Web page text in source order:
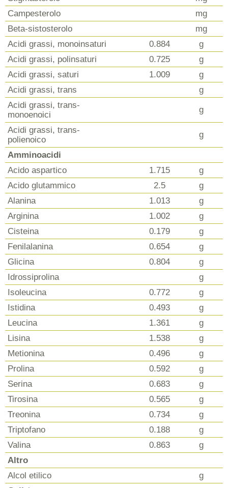
Campesterolo
mg
Beta-sistosterolo
mg
Acidi grassi, monoinsaturi
0.884
g
Acidi grassi, polinsaturi
0.725
g
Acidi grassi, saturi
1.009
g
Acidi grassi, trans
g
Acidi grassi, trans-
monoenoici
g
Acidi grassi, trans-
polienoico
g
Amminoacidi
Acido aspartico
1.715
g
Acido glutammico
2.5
g
Alanina
1.013
g
Arginina
1.002
g
Cisteina
0.179
g
Fenilalanina
0.654
g
Glicina
0.804
g
Idrossiprolina
g
Isoleucina
0.772
g
Istidina
0.493
g
Leucina
1.361
g
Lisina
1.538
g
Metionina
0.496
g
Prolina
0.592
g
Serina
0.683
g
Tirosina
0.565
g
Treonina
0.734
g
Triptofano
0.188
g
Valina
0.863
g
Altro
Alcol etilico
g